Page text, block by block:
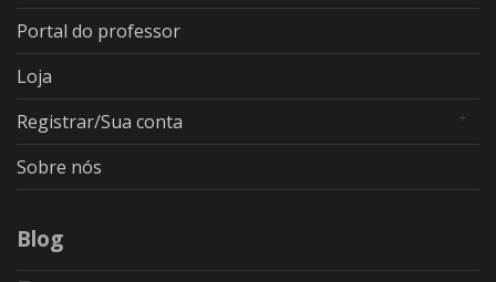
Portal do professor
Loja
Registrar/Sua conta
Sobre nós
Blog